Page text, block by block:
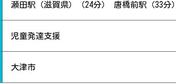
瀬田駅（滋賀県）（24分） 唐橋前駅（33分）
児童発達支援
大津市